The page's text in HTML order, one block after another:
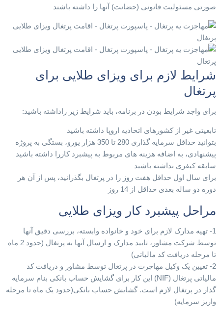
صورتی مسئولیت قانونی (حضانت) آنها را داشته باشند
شرایط لازم برای ویزای طلایی برای
پرتغال
برای واجد شرایط بودن در برنامه، باید شرایط زیر راداشته باشید:
تابعیتی غیر از کشورهای اتحادیه اروپا داشته باشید
بتوانید حداقل سرمایه گذاری 280 تا 350 هزار یورو، بستگی به پروژه
پیشنهادی، به اضافه هزینه های مربوط به پیشبرد کاررا داشته باشید
سابقه کیفری نداشته باشید
برای سال اول حداقل هفت روز را در پرتغال بگذرانید، پس از آن هر
دوره دو ساله بعدی حداقل از 14 روز
مراحل پیشبرد کار ویزای طلایی
1- تهیه مدارک لازم برای خود و خانواده وابسته، بررسی دقیق آنها
توسط شرکت مشاور، تایید مدارک و ارسال آنها به پرتغال (حدود 2 ماه
تا مرحله دریافت کد مالیاتی)
2- تعیین یک وکیل مهاجرت در پرتغال توسط مشاور و دریافت کد
مالیاتی پرتغال (NIF) این کار برای گشایش حساب بانکی بنام سرمایه
گذار در پرتغال لازم است. گشایش حساب بانکی(حدود یک ماه تا مرحله
واریز سرمایه)